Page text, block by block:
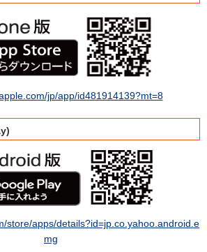
jp/app/id481914139?mt=8
store/apps/details?id=jp.co.yahoo.android.e
mg